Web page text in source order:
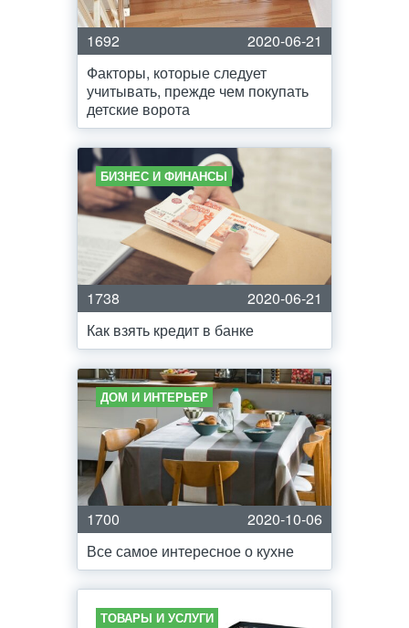
1692
2020-06-21
Факторы, которые следует
учитывать, прежде чем покупать
детские ворота
БИЗНЕС И ФИНАНСЫ
1738
2020-06-21
Как взять кредит в банке
ДОМ И ИНТЕРЬЕР
1700
2020-10-06
Все самое интересное о кухне
ТОВАРЫ И УСЛУГИ